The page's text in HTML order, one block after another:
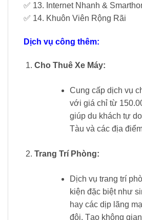
✅ 13. Internet Nhanh &
✅ 14. Khuôn Viên Rộng Rãi
Dịch vụ công thêm:
Cho Thuê Xe Máy:
Cung cấp dịch vụ
với giá chỉ từ
giúp du khách tự
Tàu và các địa
Trang Trí Phòng:
Dịch vụ trang trí
kiện đặc biệt như
hay các dịp lãng
đôi. Tạo không